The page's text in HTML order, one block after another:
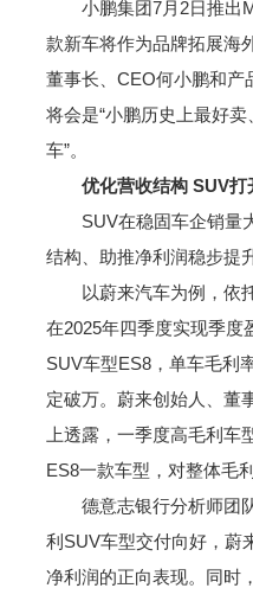
小鹏集团7月2日推出
款新车将作为品牌拓展海
董事长、CEO何小鹏和产
将会是“小鹏历史上最好
车”。
优化营收结构 SUV
SUV在稳固车企销量
结构、助推净利润稳步提
以蔚来汽车为例，依
在2025年四季度实现季度
SUV车型ES8，单车毛利
定破万。蔚来创始人、董
上透露，一季度高毛利车
ES8一款车型，对整体毛
德意志银行分析师团
利SUV车型交付向好，蔚
净利润的正向表现。同时